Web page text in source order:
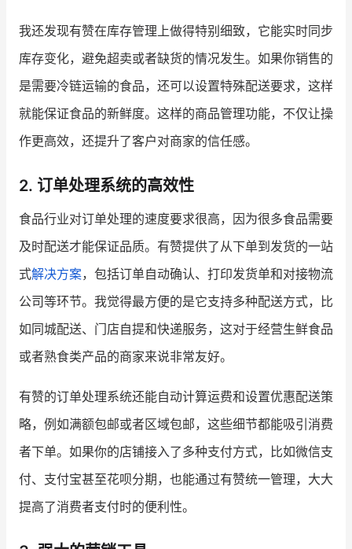
认证服务商 设计服务商
有赞云 数据通服务
我还发现有赞在库存管理上做得特别细致，它能实时同步
库存变化，避免超卖或者缺货的情况发生。如果你销售的
是需要冷链运输的食品，还可以设置特殊配送要求，这样
就能保证食品的新鲜度。这样的商品管理功能，不仅让操
作更高效，还提升了客户对商家的信任感。
2. 订单处理系统的高效性
食品行业对订单处理的速度要求很高，因为很多食品需要
及时配送才能保证品质。有赞提供了从下单到发货的一站
式解决方案，包括订单自动确认、打印发货单和对接物流
公司等环节。我觉得最方便的是它支持多种配送方式，比
如同城配送、门店自提和快递服务，这对于经营生鲜食品
或者熟食类产品的商家来说非常友好。
有赞的订单处理系统还能自动计算运费和设置优惠配送策
略，例如满额包邮或者区域包邮，这些细节都能吸引消费
者下单。如果你的店铺接入了多种支付方式，比如微信支
付、支付宝甚至花呗分期，也能通过有赞统一管理，大大
提高了消费者支付时的便利性。